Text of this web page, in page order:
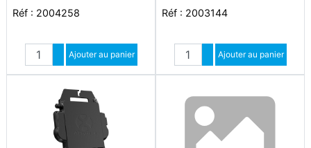
Réf : 2004258
Quantité
Augmenter quantité
Diminuer quantité
Ajouter au panier
Réf : 2003144
Quantité
Augmenter quantité
Diminuer quantité
Ajouter au panier